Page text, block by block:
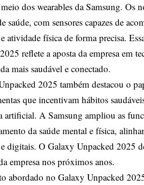
dos wearables da Samsung. Os
saúde, com sensores capazes de
e atividade física de forma precisa.
reflete a aposta da empresa em
mais saudável e conectado.
2025 também destacou o
que incentivam hábitos
artificial. A Samsung ampliou as
da saúde mental e física,
digitais. O Galaxy Unpacked 2025
empresa nos próximos anos.
abordado no Galaxy Unpacked